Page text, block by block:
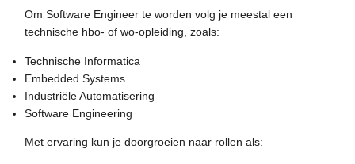
Om Software Engineer te worden volg je meestal een
technische hbo- of wo-opleiding, zoals:
Technische Informatica
Embedded Systems
Industriële Automatisering
Software Engineering
Met ervaring kun je doorgroeien naar rollen als: